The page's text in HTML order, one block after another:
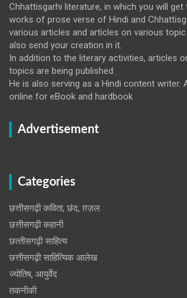
Chhattisgarhi literature, in which you will get
works of prose verse of Hindi and
various articles and articles on various
also send your creation in it.
In addition to the literary activities, articles
topics are being published.
He is also serving as a Hindi content writer.
online for eBook and hardbook
Advertisement
Categories
छत्तीसगढ़ी कविता, छंद, ग़ज़ल
छत्तीसगढ़ी कहानी
छत्‍तीसगढ़ी साहित्‍य
छत्तीसगढ़ी साहित्यिक आलेख
ज्योतिष, आयुर्वेद
तकनीकी